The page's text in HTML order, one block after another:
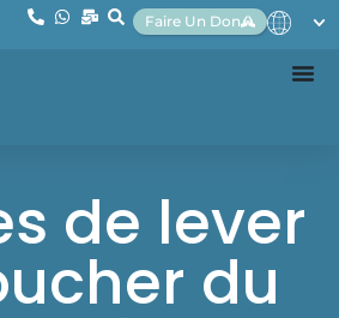
Faire Un Don
de lever
du